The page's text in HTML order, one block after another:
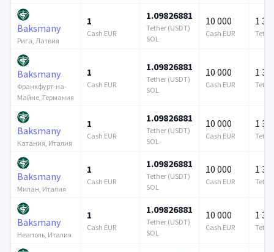
Baksmany
Рига, Латвия
1
Cash EUR
1.09826881
Tether (USDT)
SOL
10 000
Cash EUR
1
Baksmany
Франкфурт-на-
Майне, Германия
1
Cash EUR
1.09826881
Tether (USDT)
SOL
10 000
Cash EUR
1
Baksmany
Катания, Италия
1
Cash EUR
1.09826881
Tether (USDT)
SOL
10 000
Cash EUR
1
Baksmany
Милан, Италия
1
Cash EUR
1.09826881
Tether (USDT)
SOL
10 000
Cash EUR
1
Baksmany
Неаполь, Италия
1
Cash EUR
1.09826881
Tether (USDT)
SOL
10 000
Cash EUR
1